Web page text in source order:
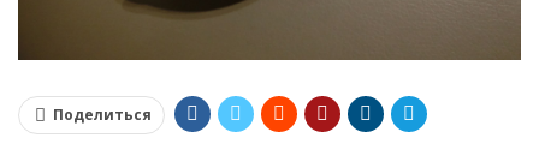
Поделиться